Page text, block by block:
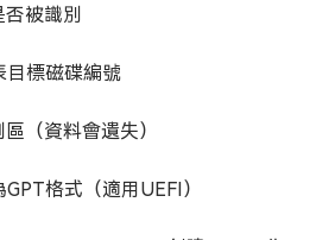
被識別
標磁碟編號
（資料會遺失）
格式（適用UEFI）